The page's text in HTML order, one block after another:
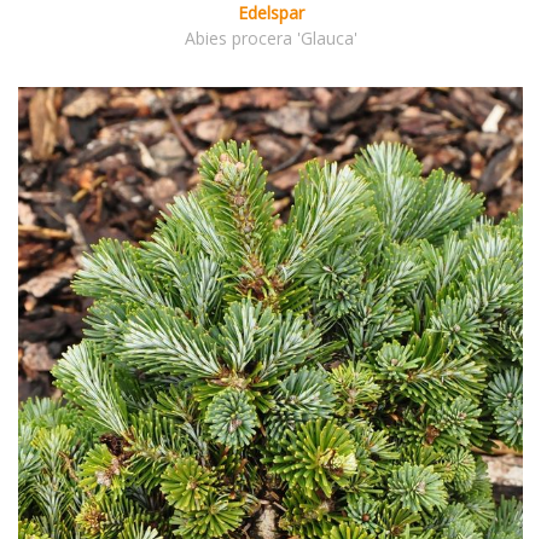
Edelspar
Abies procera 'Glauca'